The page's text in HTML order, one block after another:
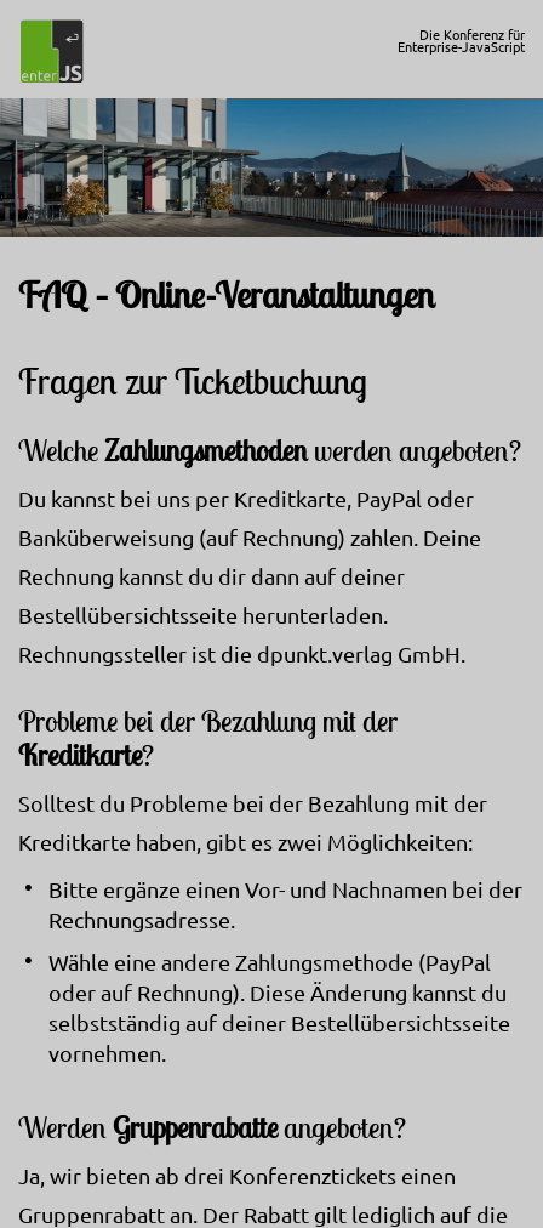
Die Konferenz für
Enterprise-JavaScript
FAQ – Online-Veranstaltungen
Fragen zur Ticketbuchung
WelcheZahlungsmethodenwerden angeboten?
Du kannst bei uns per Kreditkarte, PayPal oder
Banküberweisung (auf Rechnung) zahlen. Deine
Rechnung kannst du dir dann auf deiner
Bestellübersichtsseite herunterladen.
Rechnungssteller ist die dpunkt.verlag GmbH.
Probleme bei der Bezahlung mit der
Kreditkarte?
Solltest du Probleme bei der Bezahlung mit der
Kreditkarte haben, gibt es zwei Möglichkeiten:
Bitte ergänze einen Vor- und Nachnamen bei der
Rechnungsadresse.
Wähle eine andere Zahlungsmethode (PayPal
oder auf Rechnung). Diese Änderung kannst du
selbstständig auf deiner Bestellübersichtsseite
vornehmen.
WerdenGruppenrabatteangeboten?
Ja, wir bieten ab drei Konferenztickets einen
Gruppenrabatt an. Der Rabatt gilt lediglich auf die